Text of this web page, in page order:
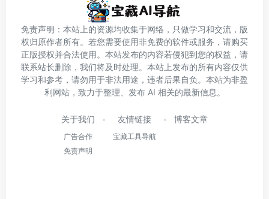
免责声明：本站上的资源均收集于网络，只做学习和交流，版
权归原作者所有。若您需要使用非免费的软件或服务，请购买
正版授权并合法使用。本站发布的内容若侵犯到您的权益，请
联系站长删除，我们将及时处理。本站上发布的所有内容仅供
学习和参考，请勿用于非法用途，违者后果自负。本站为非盈
利网站，致力于整理、发布 AI 相关的最新信息。
关于我们
广告合作
免责声明
友情链接
宝藏工具导航
博客文章